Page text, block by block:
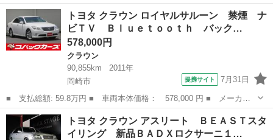
ー名： トヨタ ■ 車種名： クラウンハイブリッド ■ グレード
名： アスリートＳ ＬＥＤヘッドライト １７インチアルミ パワ
ーシート ...
愛知 岡崎市 クラウン
トヨタ クラウン ロイヤルサルーン 禁煙 ナ
ビＴＶ Ｂｌｕｅｔｏｏｔｈ バック…
578,000円
クラウン
90,855km
2011年
岡崎市
提携サイト 7月31日
■ 支払総額: 59.8万円 ■ 車両本体価格： 578,000 円 ■ メーカー
名： トヨタ ■ 車種名： クラウン ■ グレード名： ロイヤルサ
ルーン 禁煙 ナビＴＶ Ｂｌｕｅｔｏｏｔｈ バックカメラ ＨＩ
Ｄ ＥＴＣ ...
愛知 岡崎市 クラウン
トヨタ クラウン アスリート ＢＥＡＳＴスタ
イリング 新品ＢＡＤＸロクサーニ１…